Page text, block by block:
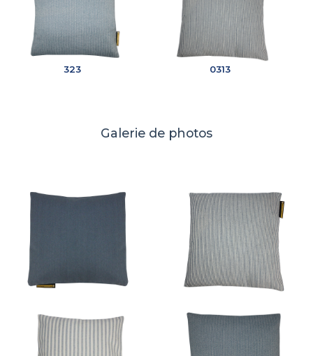
323 0313
Galerie de photos